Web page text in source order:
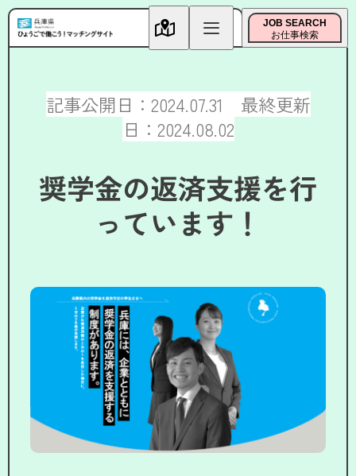
JOB SEARCH
お仕事検索
記事公開日：2024.07.31 最終更新
日：2024.08.02
奨学金の返済支援を行
っています！